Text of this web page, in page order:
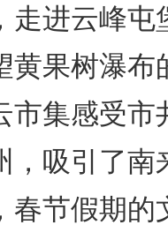
走进云峰屯
黄果树瀑布
市集感受市
吸引了南
春节假期的